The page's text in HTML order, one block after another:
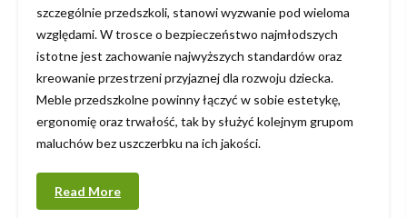
szczególnie przedszkoli, stanowi wyzwanie pod wieloma
względami. W trosce o bezpieczeństwo najmłodszych
istotne jest zachowanie najwyższych standardów oraz
kreowanie przestrzeni przyjaznej dla rozwoju dziecka.
Meble przedszkolne powinny łączyć w sobie estetykę,
ergonomię oraz trwałość, tak by służyć kolejnym grupom
maluchów bez uszczerbku na ich jakości.
Read More